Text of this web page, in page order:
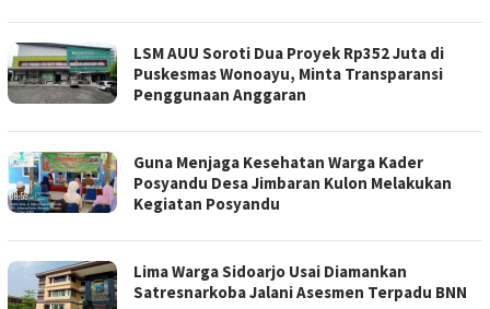
LSM AUU Soroti Dua Proyek Rp352 Juta di
Puskesmas Wonoayu, Minta Transparansi
Penggunaan Anggaran
Guna Menjaga Kesehatan Warga Kader
Posyandu Desa Jimbaran Kulon Melakukan
Kegiatan Posyandu
Lima Warga Sidoarjo Usai Diamankan
Satresnarkoba Jalani Asesmen Terpadu BNN